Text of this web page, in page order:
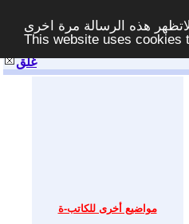
هذه الرسالة مرة اخرى -
This website uses cookies
غلق
مواضيع أخرى للكاتب-ة